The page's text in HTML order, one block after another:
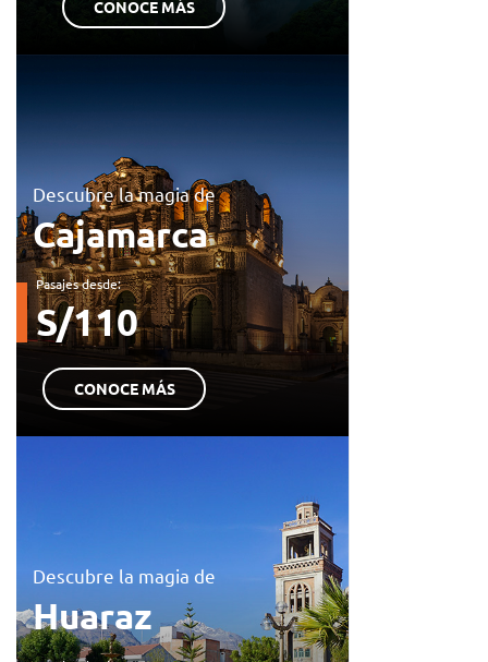
CONOCE MÁS
Descubre la magia de
Cajamarca
Pasajes desde:
S/110
CONOCE MÁS
Descubre la magia de
Huaraz